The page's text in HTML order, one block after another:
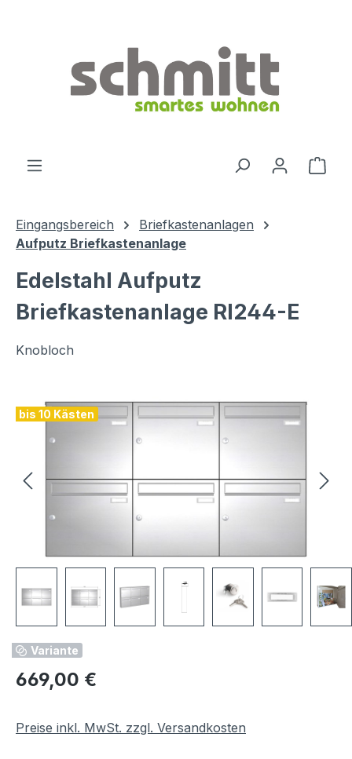
Eingangsbereich
Briefkastenanlagen
Aufputz Briefkastenanlage
Edelstahl Aufputz
Briefkastenanlage RI244-E
Knobloch
bis 10 Kästen
Variante
Regulärer Preis:
669,00 €
Preise inkl. MwSt. zzgl. Versandkosten